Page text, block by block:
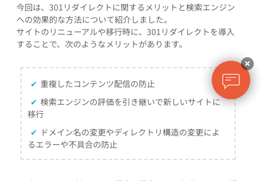
今回は、301リダイレクトに関するメリットと検索エンジン
への効果的な方法について紹介しました。
サイトのリニューアルや移行時に、301リダイレクトを導入
することで、次のようなメリットがあります。
✔ 重複したコンテンツ配信の防止
✔ 検索エンジンの評価を引き継いで新しいサイトに
移行
✔ ドメイン名の変更やディレクトリ構造の変更によ
るエラーや不具合の防止